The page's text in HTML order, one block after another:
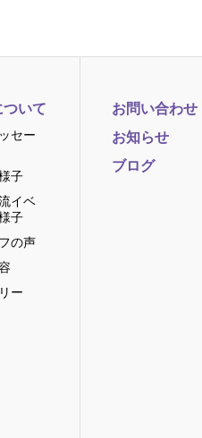
いて
セー
子
イベ
子
の声
ー
お問い合わせ
お知らせ
ブログ